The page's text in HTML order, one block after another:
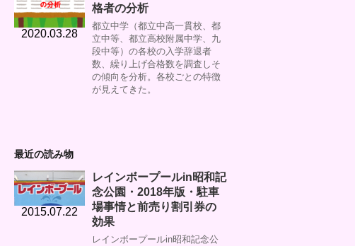
2020.03.28
格者の分析
都立中学（都立中高一貫校、都
立中等、都立高校附属中学、九
段中等）の各校の入学辞退者
数、繰り上げ合格数を調査しそ
の傾向を分析。各校ごとの特徴
が見えてきた。
最近の読み物
2015.07.22
レインボープールin昭和記
念公園・2018年版・駐車
場事情と前売り割引券の
効果
レインボープールin昭和記念公